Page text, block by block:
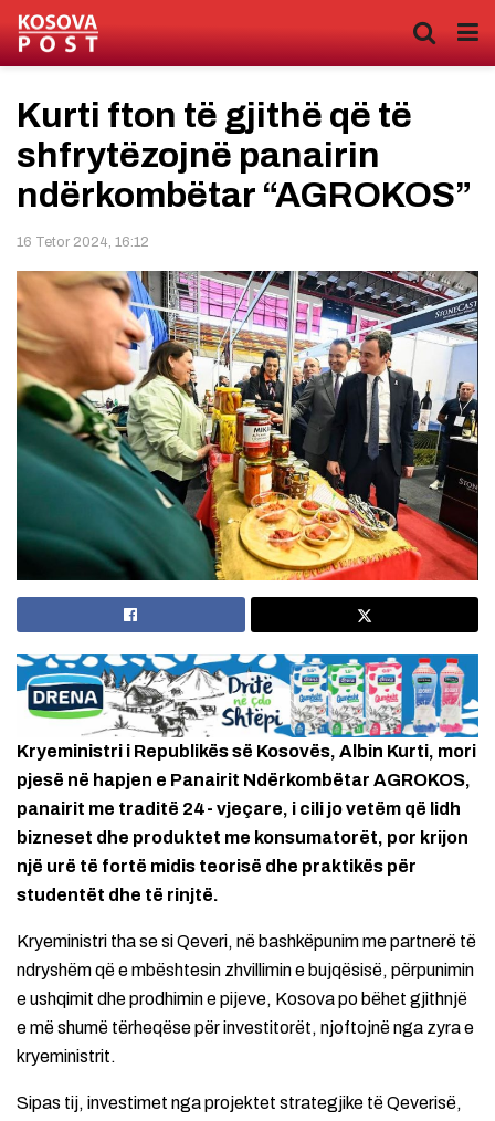
Kurti fton të gjithë që të
shfrytëzojnë panairin
ndërkombëtar “AGROKOS”
16 Tetor 2024, 16:12
Kryeministri i Republikës së Kosovës, Albin Kurti, mori
pjesë në hapjen e Panairit Ndërkombëtar AGROKOS,
panairit me traditë 24- vjeçare, i cili jo vetëm që lidh
bizneset dhe produktet me konsumatorët, por krijon
një urë të fortë midis teorisë dhe praktikës për
studentët dhe të rinjtë.
Kryeministri tha se si Qeveri, në bashkëpunim me partnerë të
ndryshëm që e mbështesin zhvillimin e bujqësisë, përpunimin
e ushqimit dhe prodhimin e pijeve, Kosova po bëhet gjithnjë
e më shumë tërheqëse për investitorët, njoftojnë nga zyra e
kryeministrit.
Sipas tij, investimet nga projektet strategjike të Qeverisë,